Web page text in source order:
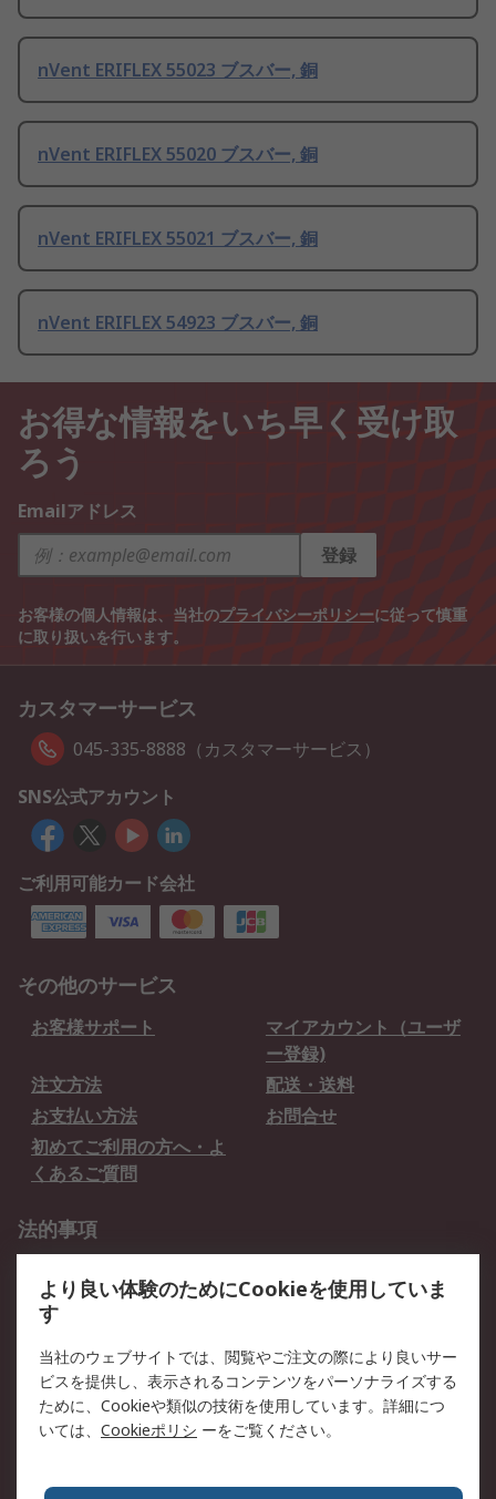
nVent ERIFLEX 55023 ブスバー, 銅
nVent ERIFLEX 55020 ブスバー, 銅
nVent ERIFLEX 55021 ブスバー, 銅
nVent ERIFLEX 54923 ブスバー, 銅
お得な情報をいち早く受け取
ろう
Emailアドレス
登録
お客様の個人情報は、当社のプライバシーポリシーに従って慎重
に取り扱いを行います。
カスタマーサービス
045-335-8888（カスタマーサービス）
SNS公式アカウント
ご利用可能カード会社
その他のサービス
お客様サポート
マイアカウント（ユーザ
ー登録)
注文方法
配送・送料
お支払い方法
お問合せ
初めてご利用の方へ・よ
くあるご質問
法的事項
クッキーポリシー
RSについて
会社概要
採用情報
プレスリリース＆お知ら
コーポレートサイト
全世界のRS RSの歴史
より良い体験のためにCookieを使用していま
す
当社のウェブサイトでは、閲覧やご注文の際により良いサー
ビスを提供し、表示されるコンテンツをパーソナライズする
ために、Cookieや類似の技術を使用しています。詳細につ
いては、 Cookieポリシ ーをご覧ください。